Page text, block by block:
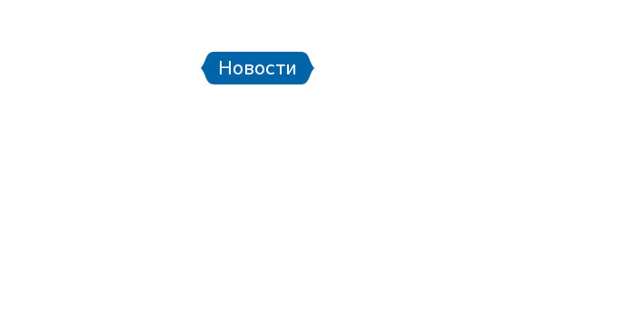
Новости